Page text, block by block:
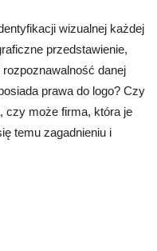
wizualnej każdej
przedstawienie,
danej
prawa do logo? Czy
czy może firma, która je
temu zagadnieniu i